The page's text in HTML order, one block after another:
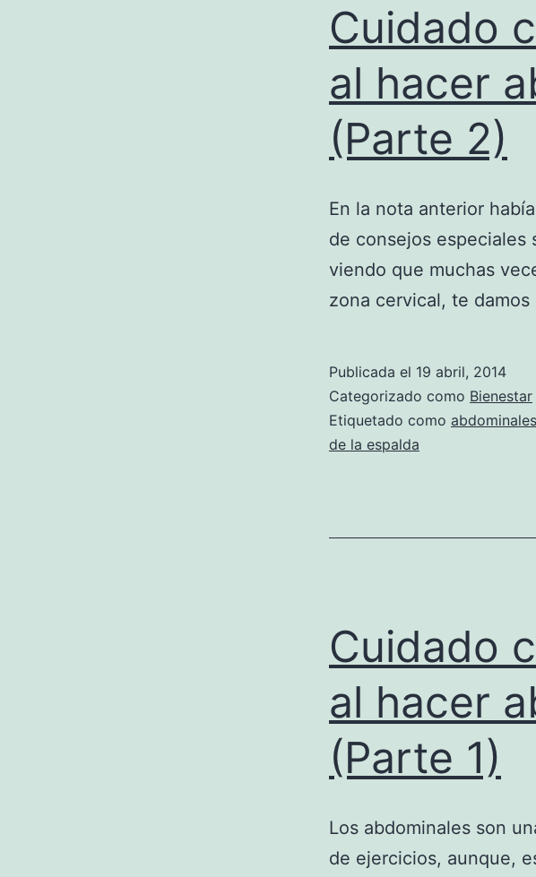
Cuidado
al hacer
(Parte 2)
En la nota anterior
de consejos especiales
viendo que muchas
zona cervical, te damos
Publicada el 19 abril, 2014
Categorizado como Bienestar
Etiquetado como abdominales
de la espalda
Cuidado
al hacer
(Parte 1)
Los abdominales son
de ejercicios, aunque,